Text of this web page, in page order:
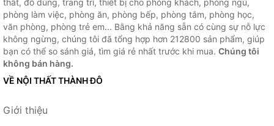
thất, đồ dùng, trang trí, thiết bị cho phòng khách, phòng ngủ,
phòng làm việc, phòng ăn, phòng bếp, phòng tắm, phòng học,
văn phòng, phòng trẻ em... Bằng khả năng sẵn có cùng sự nỗ lực
không ngừng, chúng tôi đã tổng hợp hơn 212800 sản phẩm, giúp
bạn có thể so sánh giá, tìm giá rẻ nhất trước khi mua. Chúng tôi
không bán hàng.
VỀ NỘI THẤT THÀNH ĐÔ
Giới thiệu